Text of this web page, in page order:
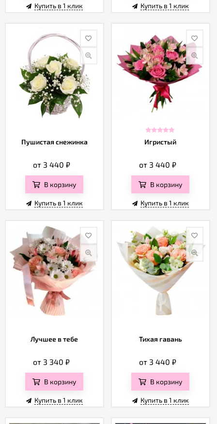
Купить в 1 клик Купить в 1 клик
Пушистая снежинка
от 3 440 ₽
В корзину
Купить в 1 клик
Игристый
от 3 440 ₽
В корзину
Купить в 1 клик
Лучшее в тебе
от 3 340₽
В корзину
Купить в 1 клик
Тихая гавань
от 3 440 ₽
В корзину
Купить в 1 клик